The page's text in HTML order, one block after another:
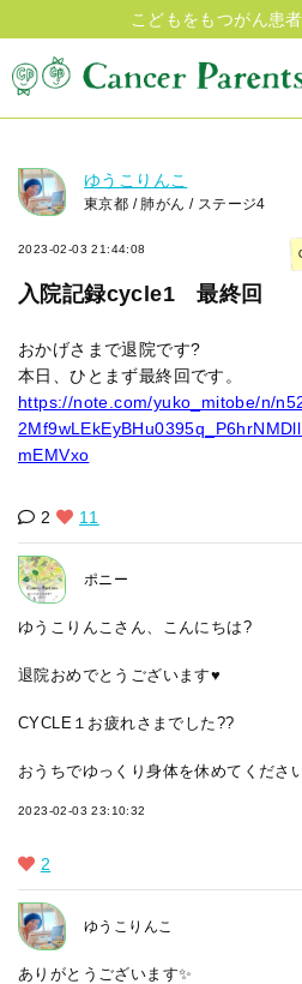
こどもをもつがん患
ゆうこりんこ
東京都 / 肺がん / ステージ4
2023-02-03 21:44:08
入院記録cycle1 最終回
おかげさまで退院です?
本日、ひとまず最終回です。
https://note.com/yuko_mitobe/n/
mEMVxo
2 11
ポニー
ゆうこりんこさん、こんにちは?
退院おめでとうございます♥
CYCLE１お疲れさまでした??
おうちでゆっくり身体を休めてくださ
2023-02-03 23:10:32
2
ゆうこりんこ
ありがとうございます✨